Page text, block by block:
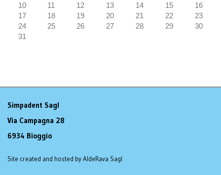
10
11 12 13 14 15
16
17
18 19 20 21 22
23
24
25 26 27 28 29
30
31
Simpadent Sagl
Via Campagna 28
6934 Bioggio
Site created and hosted by AldeRava Sagl